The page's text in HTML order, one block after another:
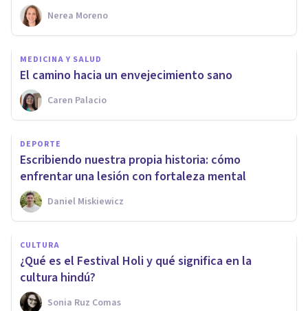
Nerea Moreno
MEDICINA Y SALUD
El camino hacia un envejecimiento sano
Caren Palacio
DEPORTE
Escribiendo nuestra propia historia: cómo
enfrentar una lesión con fortaleza mental
Daniel Miskiewicz
CULTURA
¿Qué es el Festival Holi y qué significa en la
cultura hindú?
Sonia Ruz Comas